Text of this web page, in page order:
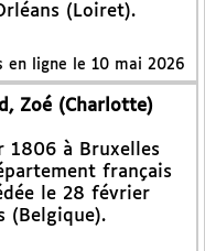
(Loiret).
en ligne le 10 mai 2026
Zoé (Charlotte)
1806 à Bruxelles
français
le 28 février
(Belgique).